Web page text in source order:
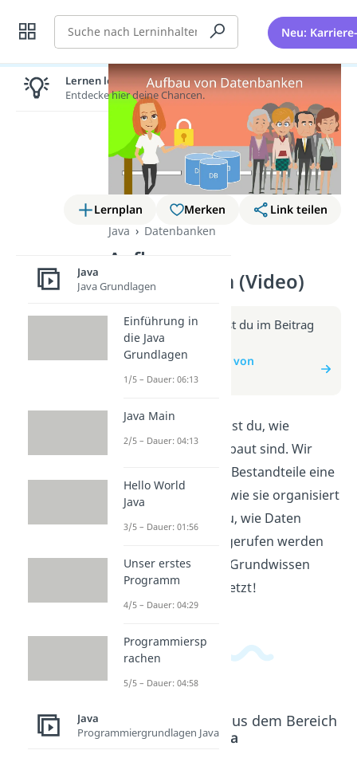
Suche Neu:
Lernplan Merken
Link teilen
Java
Datenbanken
Aufbau von
Datenbanken (Video)
Weitere Infos erhältst du im Beitrag
zum Video
zum Beitrag: Aufbau von
Datenbanken
In diesem Video lernst du, wie
Datenbanken aufgebaut sind. Wir
erklären dir, welche Bestandteile eine
Datenbank hat und wie sie organisiert
sind. So verstehst du, wie Daten
gespeichert und abgerufen werden
können. Hol dir das Grundwissen
über Datenbanken jetzt!
Beliebte Inhalte aus dem Bereich
Java
Lernen lohnt sich!
Entdecke hier deine Chancen.
Java
Java Grundlagen
Einführung in
die Java
Grundlagen
1/5 – Dauer: 06:13
Java Main
2/5 – Dauer: 04:13
Hello World
Java
3/5 – Dauer: 01:56
Unser erstes
Programm
4/5 – Dauer: 04:29
Programmiersp
rachen
5/5 – Dauer: 04:58
Java
Programmiergrundlagen Java